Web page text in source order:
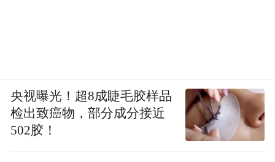
央视曝光！超8成睫毛胶样品
检出致癌物，部分成分接近
502胶！